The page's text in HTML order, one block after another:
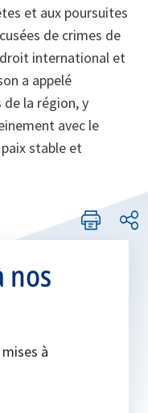
et aux poursuites
de crimes de
international et
a appelé
la région, y
avec le
stable et
nos
à